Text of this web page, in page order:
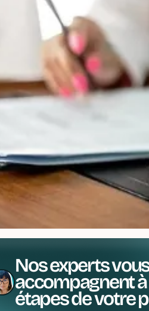
Nos experts
accompagnent
étapes de votre